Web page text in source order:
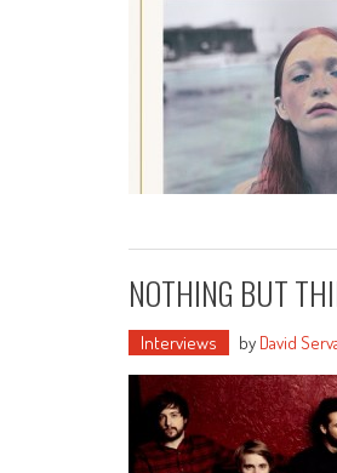
NOTHING BUT
Interviews by David